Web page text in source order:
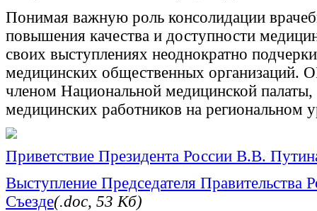
Понимая важную роль консолидации
повышения качества и доступности
своих выступлениях неоднократно
медицинских общественных
членом Национальной медицинской палаты,
медицинских работников на региональном
Приветствие Президента России В.В.
Выступление Председателя Правительства
Съезде(.doc, 53 Кб)